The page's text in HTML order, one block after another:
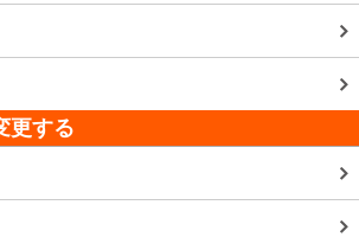
更する